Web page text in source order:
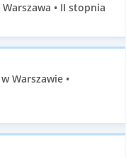
• II stopnia
Warszawie •